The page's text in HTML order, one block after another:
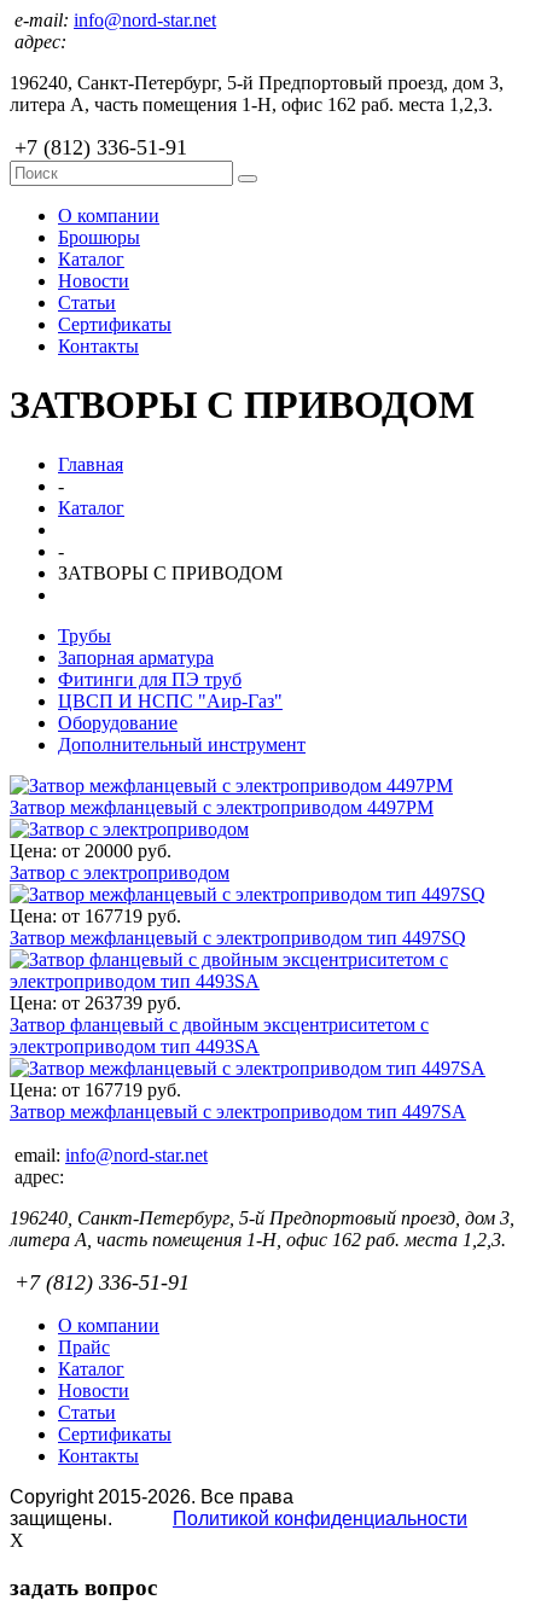
e-mail: info@nord-star.net
адрес:
196240, Санкт-Петербург, 5-й Предпортовый проезд, дом 3,
литера А, часть помещения 1-Н, офис 162 раб. места 1,2,3.
+7 (812) 336-51-91
О компании
Брошюры
Каталог
Новости
Статьи
Сертификаты
Контакты
ЗАТВОРЫ С ПРИВОДОМ
Главная
-
Каталог
-
ЗАТВОРЫ С ПРИВОДОМ
Трубы
Запорная арматура
Фитинги для ПЭ труб
ЦВСП И НСПС "Аир-Газ"
Оборудование
Дополнительный инструмент
Затвор межфланцевый с электроприводом 4497PM
Цена: от 20000 руб.
Затвор с электроприводом
Цена: от 167719 руб.
Затвор межфланцевый с электроприводом тип 4497SQ
Цена: от 263739 руб.
Затвор фланцевый с двойным эксцентриситетом с
электроприводом тип 4493SA
Цена: от 167719 руб.
Затвор межфланцевый с электроприводом тип 4497SA
email: info@nord-star.net
адрес:
196240, Санкт-Петербург, 5-й Предпортовый проезд, дом 3,
литера А, часть помещения 1-Н, офис 162 раб. места 1,2,3.
+7 (812) 336-51-91
О компании
Прайс
Каталог
Новости
Статьи
Сертификаты
Контакты
Copyright 2015-2026. Все права
защищены.
Политикой конфиденциальности
X
задать вопрос